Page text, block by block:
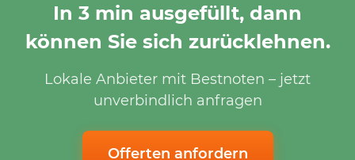
In 3 min ausgefüllt, dann
können Sie sich zurücklehnen.
Lokale Anbieter mit Bestnoten – jetzt
unverbindlich anfragen
Offerten anfordern